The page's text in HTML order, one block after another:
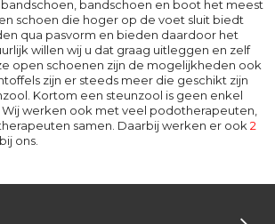
bandschoen en boot het meest
schoen die hoger op de voet sluit biedt
qua pasvorm en bieden daardoor het
willen wij u dat graag uitleggen en zelf
open schoenen zijn de mogelijkheden ook
zijn er steeds meer die geschikt zijn
Kortom een steunzool is geen enkel
werken ook met veel podotherapeuten,
samen. Daarbij werken er ook2
bij ons.